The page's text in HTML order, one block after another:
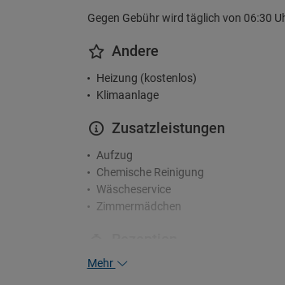
Gegen Gebühr wird täglich von 06:30
Andere
Heizung (kostenlos)
Klimaanlage
Zusatzleistungen
Aufzug
Chemische Reinigung
Wäscheservice
Zimmermädchen
24-Stunden-Rezeption
Mehr